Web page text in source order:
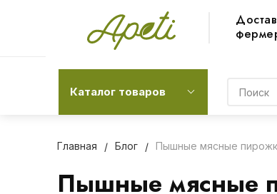
Каталог товаров
Главная Блог Пышные мясные
Пышные мясные